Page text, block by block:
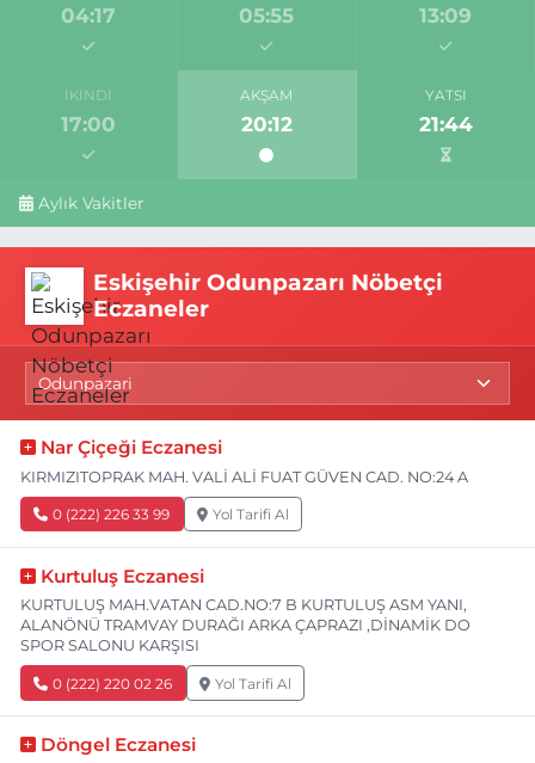
04:17 05:55 13:09
İKINDI
17:00
AKŞAM
20:12
YATSI
21:44
Aylık Vakitler
Eskişehir Odunpazarı Nöbetçi
Eczaneler
Nar Çiçeği Eczanesi
KIRMIZITOPRAK MAH. VALİ ALİ FUAT GÜVEN CAD. NO:24 A
0 (222) 226 33 99 Yol Tarifi Al
Kurtuluş Eczanesi
KURTULUŞ MAH.VATAN CAD.NO:7 B KURTULUŞ ASM YANI,
ALANÖNÜ TRAMVAY DURAĞI ARKA ÇAPRAZI ,DİNAMİK DO
SPOR SALONU KARŞISI
0 (222) 220 02 26 Yol Tarifi Al
Döngel Eczanesi